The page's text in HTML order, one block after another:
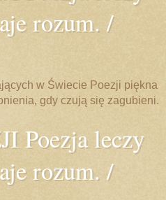
rozum. /
w Świecie Poezji piękna
gdy czują się zagubieni.
Poezja leczy
rozum. /